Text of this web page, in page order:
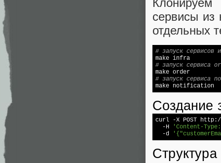
сервисы из
отдельных
# запуск сервисов
# запуск сервиса
# запуск сервиса
make notification
Создание
curl -X POST
  -H
'Content-
-d